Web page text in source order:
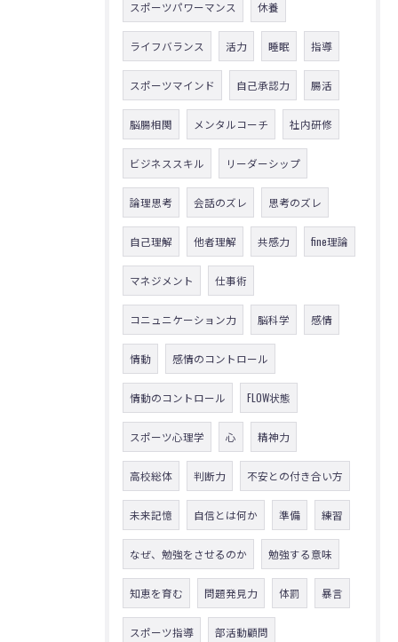
スポーツパワーマンス 休養
ライフバランス 活力 睡眠 指導
スポーツマインド 自己承認力 腸活
脳腸相関 メンタルコーチ 社内研修
ビジネススキル リーダーシップ
論理思考 会話のズレ 思考のズレ
自己理解 他者理解 共感力 fine理論
マネジメント 仕事術
コニュニケーション力 脳科学 感情
情動 感情のコントロール
情動のコントロール FLOW状態
スポーツ心理学 心 精神力
高校総体 判断力 不安との付き合い方
未来記憶 自信とは何か 準備 練習
なぜ、勉強をさせるのか 勉強する意味
知恵を育む 問題発見力 体罰 暴言
スポーツ指導 部活動顧問